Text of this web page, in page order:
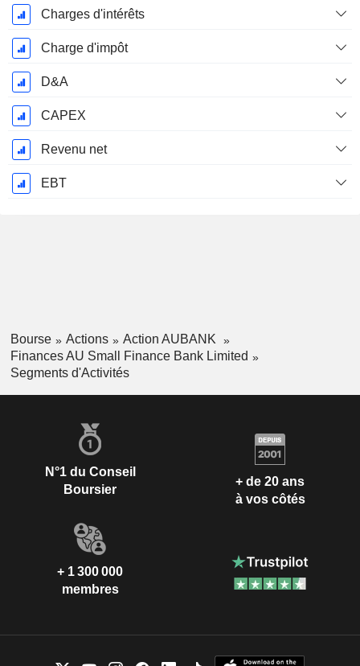
Charges d'intérêts
Charge d'impôt
D&A
CAPEX
Revenu net
EBT
Bourse Actions
Action AUBANK
Finances AU Small Finance Bank Limited
Segments d'Activités
N°1 du Conseil
Boursier
+ de 20 ans
à vos côtés
+ 1 300 000
membres